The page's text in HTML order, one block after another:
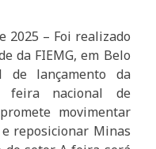
2025 – Foi realizado
da FIEMG, em Belo
de lançamento da
feira nacional de
movimentar
reposicionar Minas